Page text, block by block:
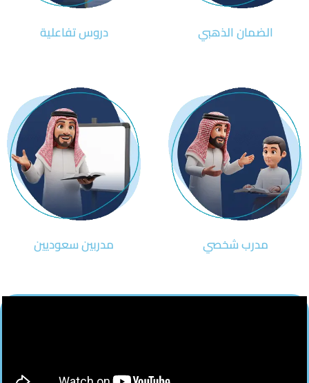
الضمان الذهبي دروس تفاعلية
مدرب شخصي مدربين سعوديين